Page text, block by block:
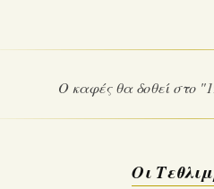
Ο καφές θα δοθεί στο
Οι